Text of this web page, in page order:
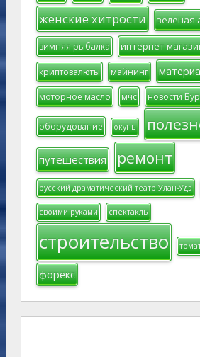
женские хитрости зеленая
зимняя рыбалка интернет
криптовалюты майнинг
моторное масло мчс новости
оборудование окунь
путешествия ремонт
русский драматический театр Улан-Удэ
своими руками спектакль
строительство
форекс